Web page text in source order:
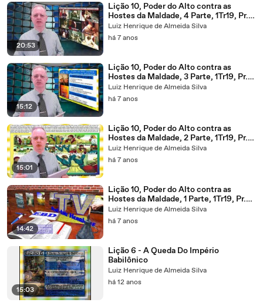
20:53
Lição 10, Poder do Alto contra as
Hostes da Maldade, 4 Parte, 1Tr19, Pr.
Henrique, EBD NA TV
Luiz Henrique de Almeida Silva
há 7 anos
15:12
Lição 10, Poder do Alto contra as
Hostes da Maldade, 3 Parte, 1Tr19, Pr.
Henrique, EBD NA TV
Luiz Henrique de Almeida Silva
há 7 anos
15:01
Lição 10, Poder do Alto contra as
Hostes da Maldade, 2 Parte, 1Tr19, Pr.
Henrique, EBD NA TV
Luiz Henrique de Almeida Silva
há 7 anos
14:42
Lição 10, Poder do Alto contra as
Hostes da Maldade, 1 Parte, 1Tr19, Pr.
Henrique, EBD NA TV
Luiz Henrique de Almeida Silva
há 7 anos
15:03
Lição 6 - A Queda Do Império
Babilônico
Luiz Henrique de Almeida Silva
há 12 anos